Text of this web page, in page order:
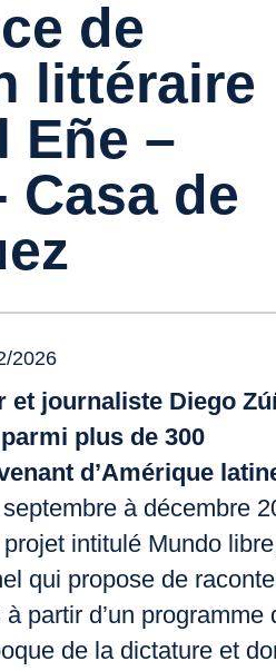
de
littéraire
Eñe –
Casa de
2026
et journaliste Diego
plus de 300
d’Amérique
à décembre
intitulé Mundo libre
qui propose de
à partir d’un programme
de la dictature et